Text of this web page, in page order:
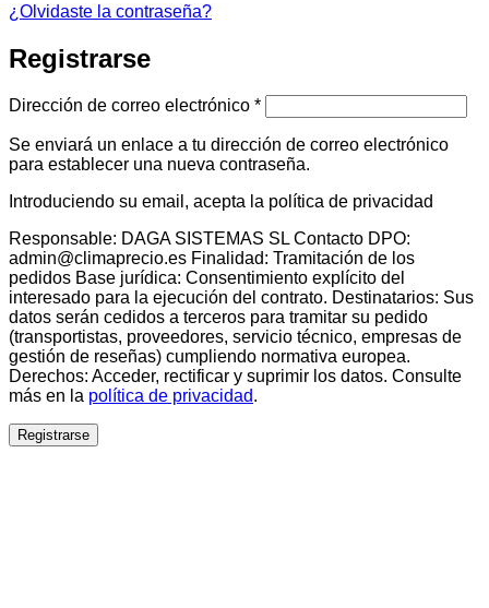
¿Olvidaste la contraseña?
Registrarse
Dirección de correo electrónico *Obligatorio
Se enviará un enlace a tu dirección de correo electrónico
para establecer una nueva contraseña.
Introduciendo su email, acepta la política de privacidad
Responsable: DAGA SISTEMAS SL Contacto DPO:
admin@climaprecio.es Finalidad: Tramitación de los
pedidos Base jurídica: Consentimiento explícito del
interesado para la ejecución del contrato. Destinatarios: Sus
datos serán cedidos a terceros para tramitar su pedido
(transportistas, proveedores, servicio técnico, empresas de
gestión de reseñas) cumpliendo normativa europea.
Derechos: Acceder, rectificar y suprimir los datos. Consulte
más en la política de privacidad.
Registrarse